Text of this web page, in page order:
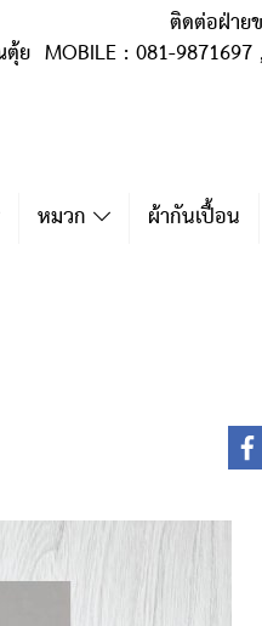
ติดต่อฝ่าย
ย MOBILE : 081-
หมวก ผ้ากันเปื้อน